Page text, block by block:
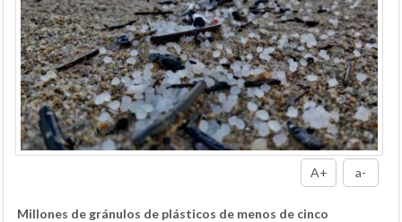
A+ a-
Millones de gránulos de plásticos de menos de cinco